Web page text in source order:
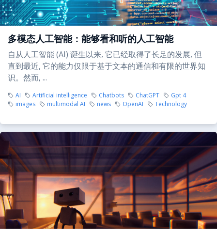
多模态人工智能：能够看和听的人工智能
自从人工智能 (AI) 诞生以来, 它已经取得了长足的发展, 但
直到最近, 它的能力仅限于基于文本的通信和有限的世界知
识。然而, ...
AI Artificial intelligence Chatbots ChatGPT
Gpt 4
images
multimodal AI news OpenAI Technology